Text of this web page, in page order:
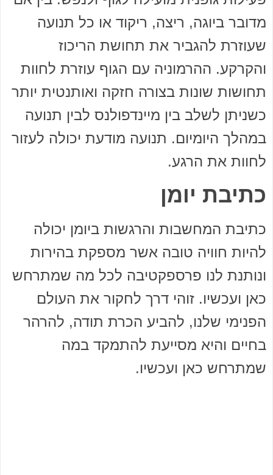
מדובר ביוגה, ריצה, ריקוד או כל תנועה
שעוזרת להגביר את תחושת הריכוז
והקרקע. ההרמוניה עם הגוף עוזרת לחוות
תחושות שונות בצורה חזקה ואותנטית יותר
כשניתן לשלב בין מיינדפולנס לבין תנועה
במהלך היומיום. תנועה מודעת יכולה לעזור
לחוות את הרגע.
כתיבת יומן
כתיבת המחשבות והרגשות ביומן יכולה
להיות חוויה טובה אשר מספקת בהירות
ונותנת לנו פרספקטיבה לכל מה שמתרחש
כאן ועכשיו. זוהי דרך לחקור את העולם
הפנימי שלנו, להביע הכרת תודה, להרהר
בחיים והיא מסייעת להתמקד במה
שמתרחש כאן ועכשיו.